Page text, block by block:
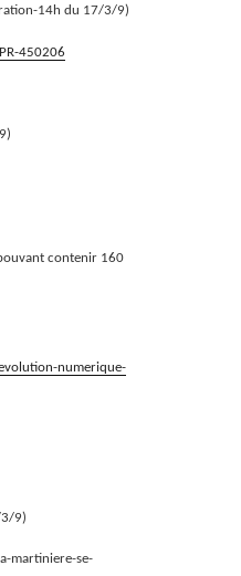
14h du 17/3/9)
450206
contenir 160
numerique-
3/9)
martiniere-se-